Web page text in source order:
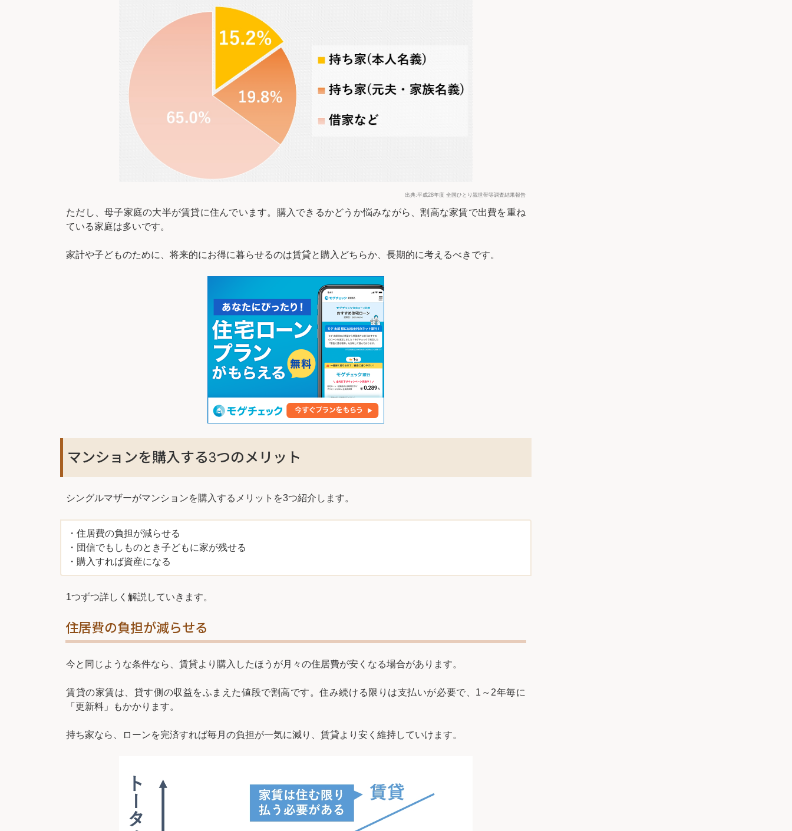
出典:平成28年度 全国ひとり親世帯等調査結果報告
ただし、母子家庭の大半が賃貸に住んでいます。購入できるかどうか悩みながら、割高な家賃で出費を重ね
ている家庭は多いです。
家計や子どものために、将来的にお得に暮らせるのは賃貸と購入どちらか、長期的に考えるべきです。
マンションを購入する3つのメリット
シングルマザーがマンションを購入するメリットを3つ紹介します。
・住居費の負担が減らせる
・団信でもしものとき子どもに家が残せる
・購入すれば資産になる
1つずつ詳しく解説していきます。
住居費の負担が減らせる
今と同じような条件なら、賃貸より購入したほうが月々の住居費が安くなる場合があります。
賃貸の家賃は、貸す側の収益をふまえた値段で割高です。住み続ける限りは支払いが必要で、1～2年毎に
「更新料」もかかります。
持ち家なら、ローンを完済すれば毎月の負担が一気に減り、賃貸より安く維持していけます。